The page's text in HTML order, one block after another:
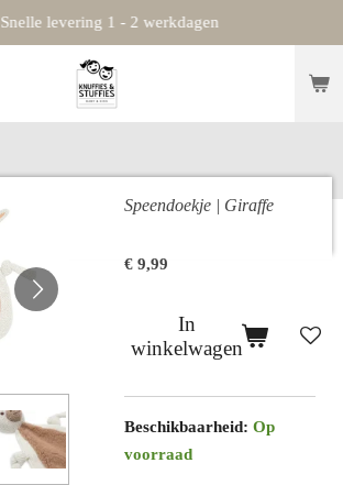
Snelle levering 1 - 2 werkdagen
Speendoekje | Giraffe
€ 9,99
In
winkelwagen
Beschikbaarheid: Op
voorraad